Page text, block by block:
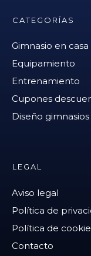
CATEGORÍAS
Gimnasio en casa
Equipamiento
Entrenamiento
Cupones
Diseño gimnasios
LEGAL
Aviso legal
Política de
Política de
Contacto